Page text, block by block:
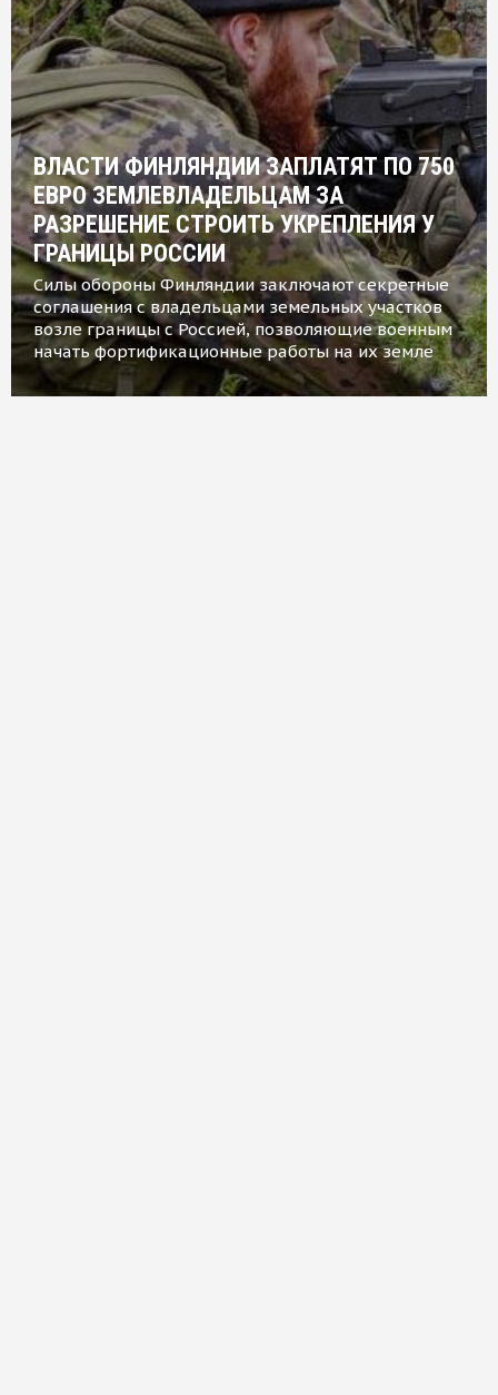
ВЛАСТИ ФИНЛЯНДИИ ЗАПЛАТЯТ ПО 750
ЕВРО ЗЕМЛЕВЛАДЕЛЬЦАМ ЗА
РАЗРЕШЕНИЕ СТРОИТЬ УКРЕПЛЕНИЯ У
ГРАНИЦЫ РОССИИ
Силы обороны Финляндии заключают секретные
соглашения с владельцами земельных участков
возле границы с Россией, позволяющие военным
начать фортификационные работы на их земле